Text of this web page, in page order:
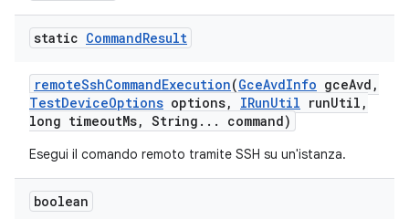
static CommandResult
remoteSshCommandExecution(GceAvdInfo gceAvd ,
TestDeviceOptions options, IRunUtil runUtil ,
long timeoutMs, String . . . command)
Esegui il comando remoto tramite SSH su un'istanza.
boolean